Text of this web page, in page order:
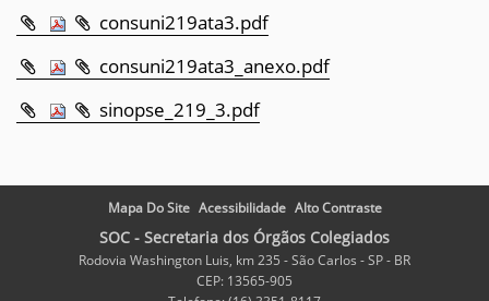
consuni219ata3.pdf
consuni219ata3_anexo.pdf
sinopse_219_3.pdf
Mapa Do Site Acessibilidade Alto Contraste
SOC - Secretaria dos Órgãos Colegiados
Rodovia Washington Luis, km 235 - São Carlos - SP - BR
CEP: 13565-905